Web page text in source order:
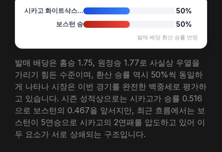
시카고 화이트삭스 승 50%
보스턴 승 50%
발매 배당 환산 승률 반영
발매 배당은 홈승 1.75, 원정승 1.77로 사실상 우열을
가리기 힘든 수준이며, 환산 승률 역시 50%씩 동일하
게 나타나 시장은 이번 경기를 완전한 백중세로 평가하
고 있습니다. 시즌 성적상으로는 시카고가 승률 0.516
으로 보스턴의 0.467을 앞서지만, 최근 흐름에서는 보
스턴이 5연승으로 시카고의 2연패를 압도하고 있어 이
두 요소가 서로 상쇄되는 구조입니다.